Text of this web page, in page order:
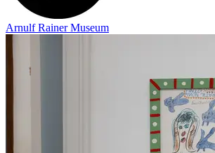
Arnulf Rainer Museum